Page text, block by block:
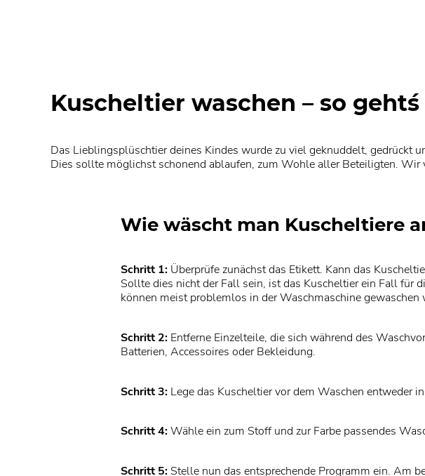
Kuscheltier waschen – so geht´s
Das Lieblingsplüschtier deines Kindes wurde zu viel geknuddelt, gedrückt
Dies sollte möglichst schonend ablaufen, zum Wohle aller Beteiligten. Wir
Wie wäscht man Kuscheltiere
Schritt 1:Überprüfe zunächst das Etikett. Kann das
Sollte dies nicht der Fall sein, ist das Kuscheltier ein Fall für
können meist problemlos in der Waschmaschine gewaschen
Schritt 2:Entferne Einzelteile, die sich während des
Batterien, Accessoires oder Bekleidung.
Schritt 3:Lege das Kuscheltier vor dem Waschen entweder
Schritt 4:Wähle ein zum Stoff und zur Farbe passendes
Schritt 5:Stelle nun das entsprechende Programm ein. Am